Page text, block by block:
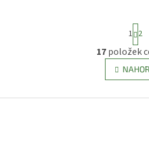
O
v
l
d
S
t
r
á
n
k
v
1 2
17položek